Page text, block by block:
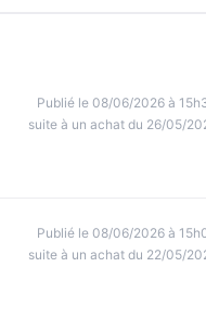
Publié le 08/06/2026 à
suite à un achat du 26/05/
Publié le 08/06/2026 à
suite à un achat du 22/05/